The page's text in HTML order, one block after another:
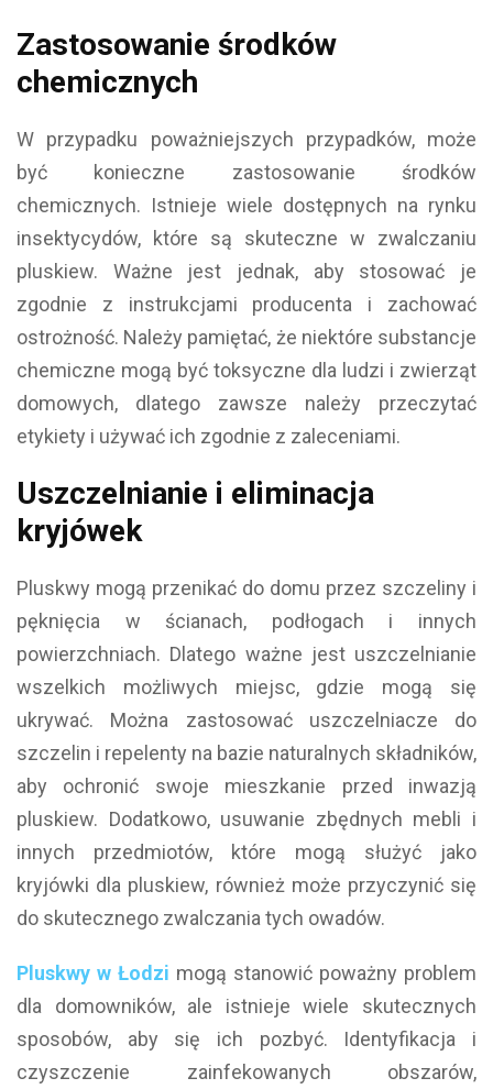
Zastosowanie środków
chemicznych
W przypadku poważniejszych przypadków, może
być konieczne zastosowanie środków
chemicznych. Istnieje wiele dostępnych na rynku
insektycydów, które są skuteczne w zwalczaniu
pluskiew. Ważne jest jednak, aby stosować je
zgodnie z instrukcjami producenta i zachować
ostrożność. Należy pamiętać, że niektóre substancje
chemiczne mogą być toksyczne dla ludzi i zwierząt
domowych, dlatego zawsze należy przeczytać
etykiety i używać ich zgodnie z zaleceniami.
Uszczelnianie i eliminacja
kryjówek
Pluskwy mogą przenikać do domu przez szczeliny i
pęknięcia w ścianach, podłogach i innych
powierzchniach. Dlatego ważne jest uszczelnianie
wszelkich możliwych miejsc, gdzie mogą się
ukrywać. Można zastosować uszczelniacze do
szczelin i repelenty na bazie naturalnych składników,
aby ochronić swoje mieszkanie przed inwazją
pluskiew. Dodatkowo, usuwanie zbędnych mebli i
innych przedmiotów, które mogą służyć jako
kryjówki dla pluskiew, również może przyczynić się
do skutecznego zwalczania tych owadów.
Pluskwy w Łodzi mogą stanowić poważny problem
dla domowników, ale istnieje wiele skutecznych
sposobów, aby się ich pozbyć. Identyfikacja i
czyszczenie zainfekowanych obszarów,